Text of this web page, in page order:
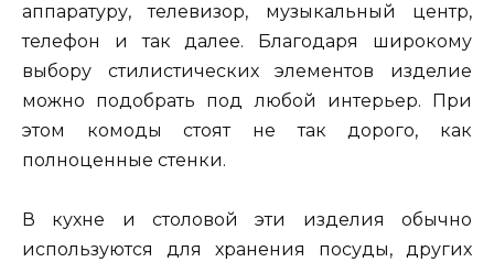
аппаратуру, телевизор, музыкальный центр,
телефон и так далее. Благодаря широкому
выбору стилистических элементов изделие
можно подобрать под любой интерьер. При
этом комоды стоят не так дорого, как
полноценные стенки.
В кухне и столовой эти изделия обычно
используются для хранения посуды, других